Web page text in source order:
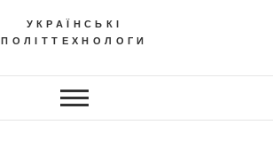
УКРАЇНСЬКІ
ПОЛІТТЕХНОЛОГИ